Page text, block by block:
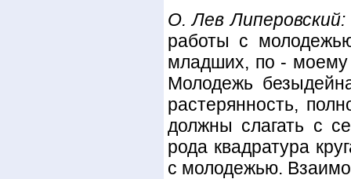
О. Лев Липеровский:
работы с
младших, по - моему
Молодежь
растерянность,
должны слагать с
рода квадратура
с молодежью.